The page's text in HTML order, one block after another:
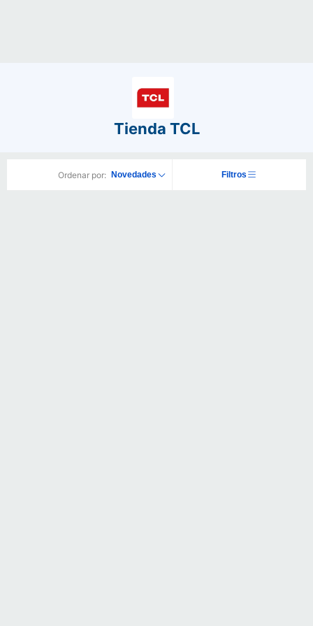
Tienda TCL
Ordenar por: Novedades Filtros